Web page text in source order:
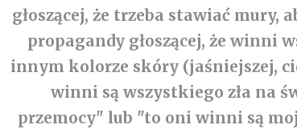
głoszącej, że trzeba stawiać mury,
propagandy głoszącej, że winni
innym kolorze skóry (jaśniejszej,
winni są wszystkiego zła na
przemocy" lub "to oni winni są